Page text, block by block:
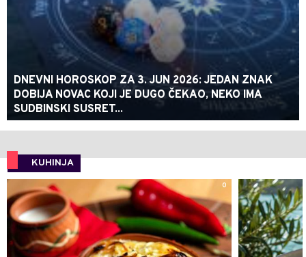
DNEVNI HOROSKOP ZA 3. JUN 2026: JEDAN ZNAK
DOBIJA NOVAC KOJI JE DUGO ČEKAO, NEKO IMA
SUDBINSKI SUSRET...
KUHINJA
0